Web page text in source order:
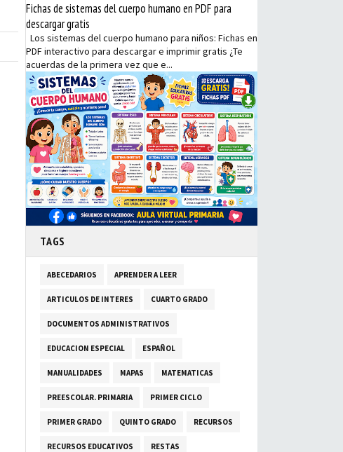
Fichas de sistemas del cuerpo humano en PDF para
descargar gratis
Los sistemas del cuerpo humano para niños: Fichas en
PDF interactivo para descargar e imprimir gratis ¿Te
acuerdas de la primera vez que e...
TAGS
ABECEDARIOS APRENDER A LEER
ARTICULOS DE INTERES CUARTO GRADO
DOCUMENTOS ADMINISTRATIVOS
EDUCACION ESPECIAL ESPAÑOL
MANUALIDADES MAPAS MATEMATICAS
PREESCOLAR. PRIMARIA PRIMER CICLO
PRIMER GRADO QUINTO GRADO RECURSOS
RECURSOS EDUCATIVOS RESTAS